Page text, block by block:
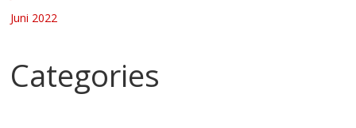
Juni 2022
Categories